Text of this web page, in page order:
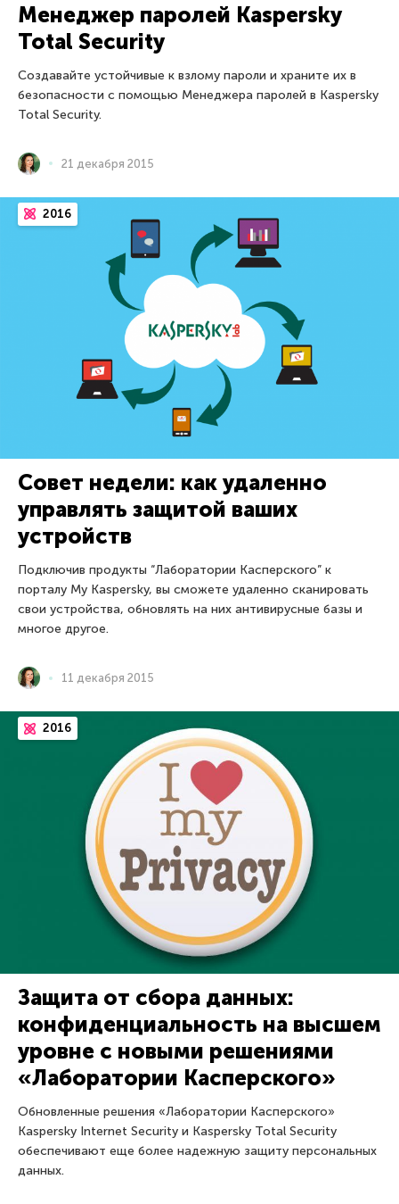
Менеджер паролей Kaspersky
Total Security
Создавайте устойчивые к взлому пароли и храните их в
безопасности с помощью Менеджера паролей в Kaspersky
Total Security.
21 декабря 2015
2016
Совет недели: как удаленно
управлять защитой ваших
устройств
Подключив продукты “Лаборатории Касперского” к
порталу My Kaspersky, вы сможете удаленно сканировать
свои устройства, обновлять на них антивирусные базы и
многое другое.
11 декабря 2015
2016
Защита от сбора данных:
конфиденциальность на высшем
уровне с новыми решениями
«Лаборатории Касперского»
Обновленные решения «Лаборатории Касперского»
Kaspersky Internet Security и Kaspersky Total Security
обеспечивают еще более надежную защиту персональных
данных.